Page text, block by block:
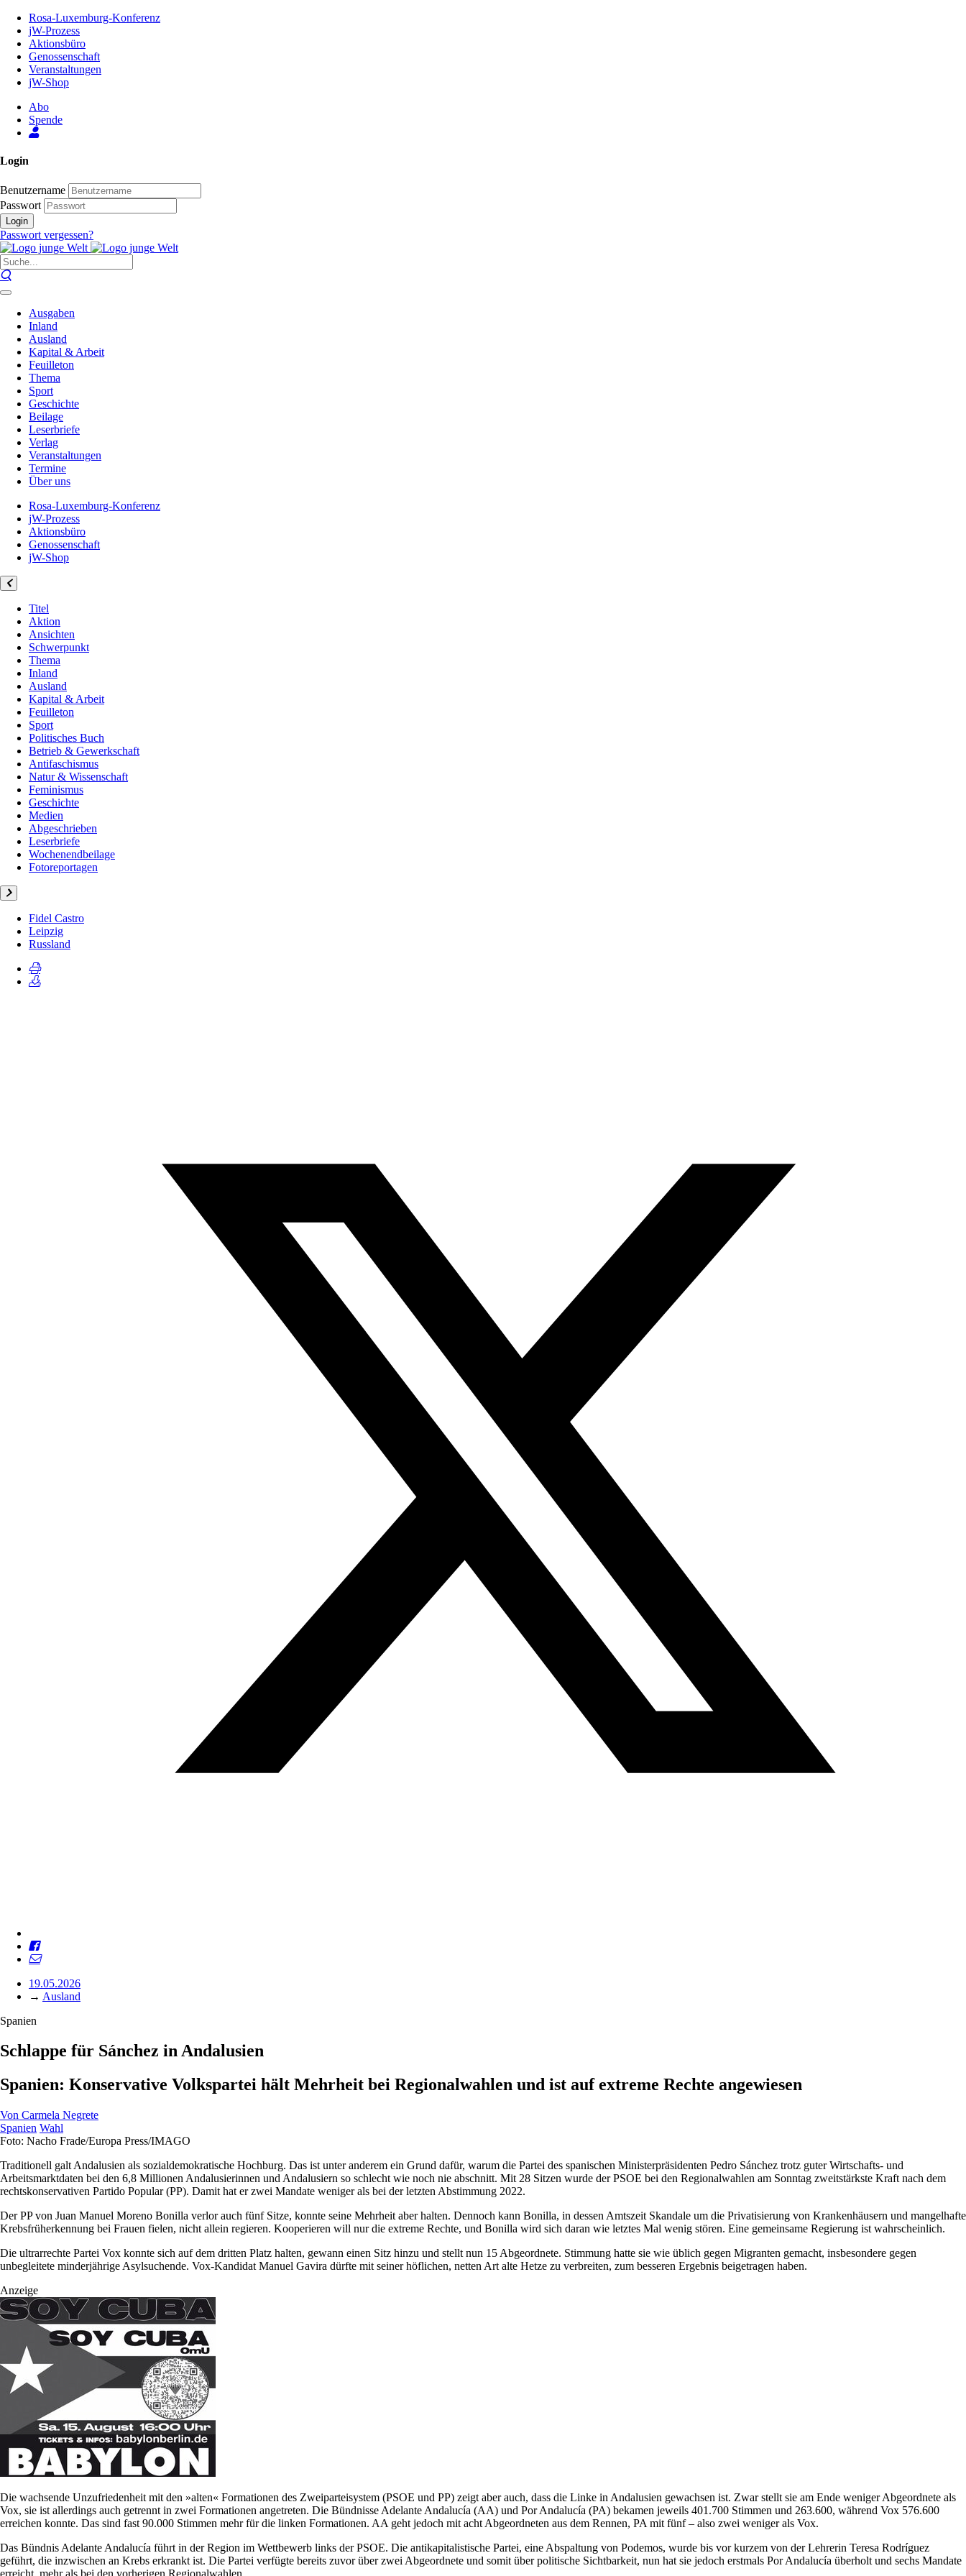
Inhalt
Seite
Rosa-Luxemburg-Konferenz
jW-Prozess
Aktionsbüro
Genossenschaft
Veranstaltungen
jW-Shop
Abo
Spende
Login
Benutzername
Passwort
Login
Passwort vergessen?
Ausgaben
Inland
Ausland
Kapital & Arbeit
Feuilleton
Thema
Sport
Geschichte
Beilage
Leserbriefe
Verlag
Veranstaltungen
Termine
Über uns
Rosa-Luxemburg-Konferenz
jW-Prozess
Aktionsbüro
Genossenschaft
jW-Shop
Titel
Aktion
Ansichten
Schwerpunkt
Thema
Inland
Ausland
Kapital & Arbeit
Feuilleton
Sport
Politisches Buch
Betrieb & Gewerkschaft
Antifaschismus
Natur & Wissenschaft
Feminismus
Geschichte
Medien
Abgeschrieben
Leserbriefe
Wochenendbeilage
Fotoreportagen
Fidel Castro
Leipzig
Russland
19.05.2026
→ Ausland
Spanien
Schlappe für Sánchez in Andalusien
Spanien: Konservative Volkspartei hält Mehrheit bei Regionalwahlen und ist auf extreme Rechte angewiesen
Von Carmela Negrete
Spanien Wahl
Foto: Nacho Frade/Europa Press/IMAGO
Traditionell galt Andalusien als sozialdemokratische Hochburg. Das ist unter anderem ein Grund dafür, warum die Partei des spanischen Ministerpräsidenten Pedro Sánchez trotz guter Wirtschafts- und
Arbeitsmarktdaten bei den 6,8 Millionen Andalusierinnen und Andalusiern so schlecht wie noch nie abschnitt. Mit 28 Sitzen wurde der PSOE bei den Regionalwahlen am Sonntag zweitstärkste Kraft nach dem
rechtskonservativen Partido Popular (PP). Damit hat er zwei Mandate weniger als bei der letzten Abstimmung 2022.
Der PP von Juan Manuel Moreno Bonilla verlor auch fünf Sitze, konnte seine Mehrheit aber halten. Dennoch kann Bonilla, in dessen Amtszeit Skandale um die Privatisierung von Krankenhäusern und mangelhafte
Krebsfrüherkennung bei Frauen fielen, nicht allein regieren. Kooperieren will nur die extreme Rechte, und Bonilla wird sich daran wie letztes Mal wenig stören. Eine gemeinsame Regierung ist wahrscheinlich.
Die ultrarrechte Partei Vox konnte sich auf dem dritten Platz halten, gewann einen Sitz hinzu und stellt nun 15 Abgeordnete. Stimmung hatte sie wie üblich gegen Migranten gemacht, insbesondere gegen
unbegleitete minderjährige Asylsuchende. Vox-Kandidat Manuel Gavira dürfte mit seiner höflichen, netten Art alte Hetze zu verbreiten, zum besseren Ergebnis beigetragen haben.
Anzeige
Die wachsende Unzufriedenheit mit den »alten« Formationen des Zweiparteisystem (PSOE und PP) zeigt aber auch, dass die Linke in Andalusien gewachsen ist. Zwar stellt sie am Ende weniger Abgeordnete als
Vox, sie ist allerdings auch getrennt in zwei Formationen angetreten. Die Bündnisse Adelante Andalucía (AA) und Por Andalucía (PA) bekamen jeweils 401.700 Stimmen und 263.600, während Vox 576.600
erreichen konnte. Das sind fast 90.000 Stimmen mehr für die linken Formationen. AA geht jedoch mit acht Abgeordneten aus dem Rennen, PA mit fünf – also zwei weniger als Vox.
Das Bündnis Adelante Andalucía führt in der Region im Wettbewerb links der PSOE. Die antikapitalistische Partei, eine Abspaltung von Podemos, wurde bis vor kurzem von der Lehrerin Teresa Rodríguez
geführt, die inzwischen an Krebs erkrankt ist. Die Partei verfügte bereits zuvor über zwei Abgeordnete und somit über politische Sichtbarkeit, nun hat sie jedoch erstmals Por Andalucía überholt und sechs Mandate